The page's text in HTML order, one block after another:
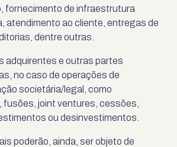
fornecimento de infraestrutura
atendimento ao cliente, entregas de
dentre outras.
adquirentes e outras partes
no caso de operações de
societária/legal, como
fusões, joint ventures, cessões,
ou desinvestimentos.
poderão, ainda, ser objeto de